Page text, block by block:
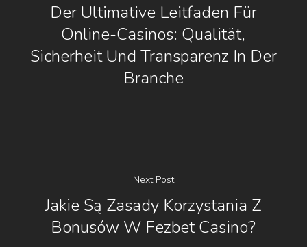
Der Ultimative Leitfaden Für
Online-Casinos: Qualität,
Sicherheit Und Transparenz In Der
Branche
Next Post
Jakie Są Zasady Korzystania Z
Bonusów W Fezbet Casino?